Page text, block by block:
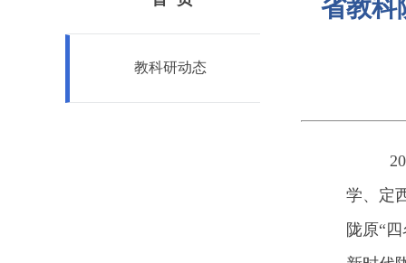
教科研动态
省教科
学、定
陇原“